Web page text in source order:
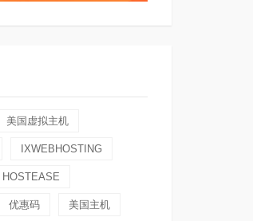
美国虚拟主机
IXWEBHOSTING
HOSTEASE
优惠码 美国主机